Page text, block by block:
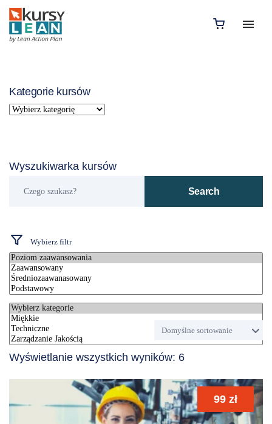
Kategorie kursów
Wyszukiwarka kursów
szukasz?
Search
Wybierz filtr
Wyświetlanie wszystkich wyników: 6
99 zł